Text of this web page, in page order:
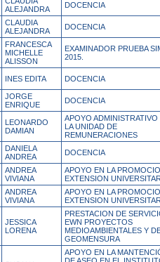
ALEJANDRA
DOCENCIA
CLAUDIA
ALEJANDRA
DOCENCIA
FRANCESCA
MICHELLE
ALISSON
EXAMINADOR PRUEBA
2015.
INES EDITA DOCENCIA
JORGE
ENRIQUE
DOCENCIA
LEONARDO
DAMIAN
APOYO ADMINISTRATIVO
LA UNIDAD DE
REMUNERACIONES
DANIELA
ANDREA
DOCENCIA
ANDREA
VIVIANA
APOYO EN LA
EXTENSION
ANDREA
VIVIANA
APOYO EN LA
EXTENSION
JESSICA
LORENA
PRESTACION DE
EWN PROYECTOS
MEDIOAMBIENTALES Y
GEOMENSURA
APOYO EN LA